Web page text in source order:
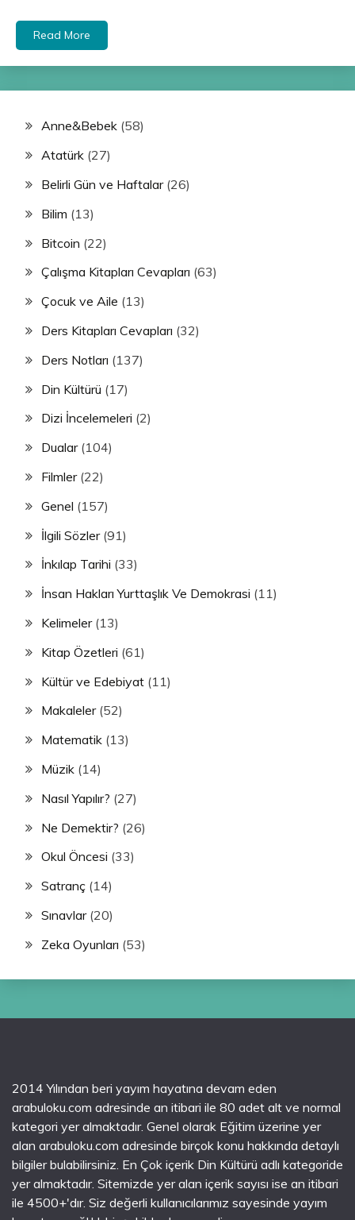
Read More
Anne&Bebek (58)
Atatürk (27)
Belirli Gün ve Haftalar(26)
Bilim (13)
Bitcoin (22)
Çalışma Kitapları Cevapları (63)
Çocuk ve Aile (13)
Ders Kitapları Cevapları (32)
Ders Notları (137)
Din Kültürü (17)
Dizi İncelemeleri (2)
Dualar(104)
Filmler(22)
Genel (157)
İlgili Sözler(91)
İnkılap Tarihi (33)
İnsan Hakları Yurttaşlık Ve Demokrasi (11)
Kelimeler(13)
Kitap Özetleri (61)
Kültür ve Edebiyat (11)
Makaleler(52)
Matematik (13)
Müzik (14)
Nasıl Yapılır? (27)
Ne Demektir? (26)
Okul Öncesi (33)
Satranç (14)
Sınavlar(20)
Zeka Oyunları (53)
2014 Yılından beri yayım hayatına devam eden
arabuloku.com adresinde an itibari ile 80 adet alt ve normal
kategori yer almaktadır. Genel olarak Eğitim üzerine yer
alan arabuloku.com adresinde birçok konu hakkında detaylı
bilgiler bulabilirsiniz. En Çok içerik Din Kültürü adlı kategoride
yer almaktadır. Sitemizde yer alan içerik sayısı ise an itibari
ile 4500+'dır. Siz değerli kullanıcılarımız sayesinde yayım